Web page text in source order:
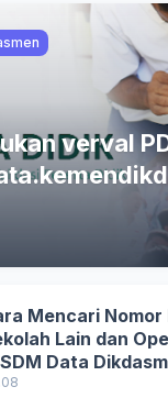
verval
Mencari Nomor
Lain dan
Data